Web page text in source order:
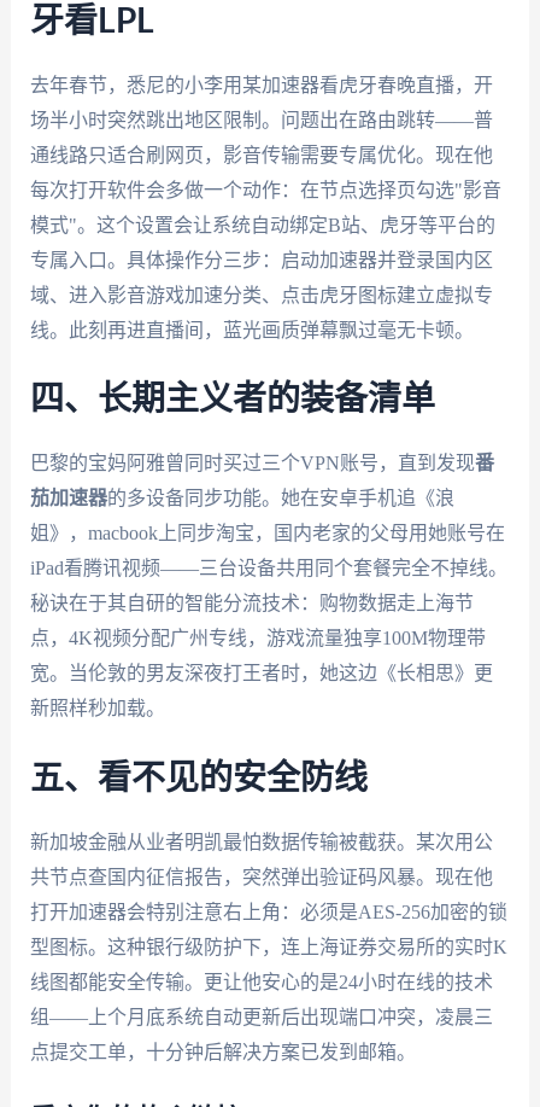
牙看LPL
去年春节，悉尼的小李用某加速器看虎牙春晚直播，开
场半小时突然跳出地区限制。问题出在路由跳转——普
通线路只适合刷网页，影音传输需要专属优化。现在他
每次打开软件会多做一个动作：在节点选择页勾选"影音
模式"。这个设置会让系统自动绑定B站、虎牙等平台的
专属入口。具体操作分三步：启动加速器并登录国内区
域、进入影音游戏加速分类、点击虎牙图标建立虚拟专
线。此刻再进直播间，蓝光画质弹幕飘过毫无卡顿。
四、长期主义者的装备清单
巴黎的宝妈阿雅曾同时买过三个VPN账号，直到发现番
茄加速器的多设备同步功能。她在安卓手机追《浪
姐》，macbook上同步淘宝，国内老家的父母用她账号在
iPad看腾讯视频——三台设备共用同个套餐完全不掉线。
秘诀在于其自研的智能分流技术：购物数据走上海节
点，4K视频分配广州专线，游戏流量独享100M物理带
宽。当伦敦的男友深夜打王者时，她这边《长相思》更
新照样秒加载。
五、看不见的安全防线
新加坡金融从业者明凯最怕数据传输被截获。某次用公
共节点查国内征信报告，突然弹出验证码风暴。现在他
打开加速器会特别注意右上角：必须是AES-256加密的锁
型图标。这种银行级防护下，连上海证券交易所的实时K
线图都能安全传输。更让他安心的是24小时在线的技术
组——上个月底系统自动更新后出现端口冲突，凌晨三
点提交工单，十分钟后解决方案已发到邮箱。